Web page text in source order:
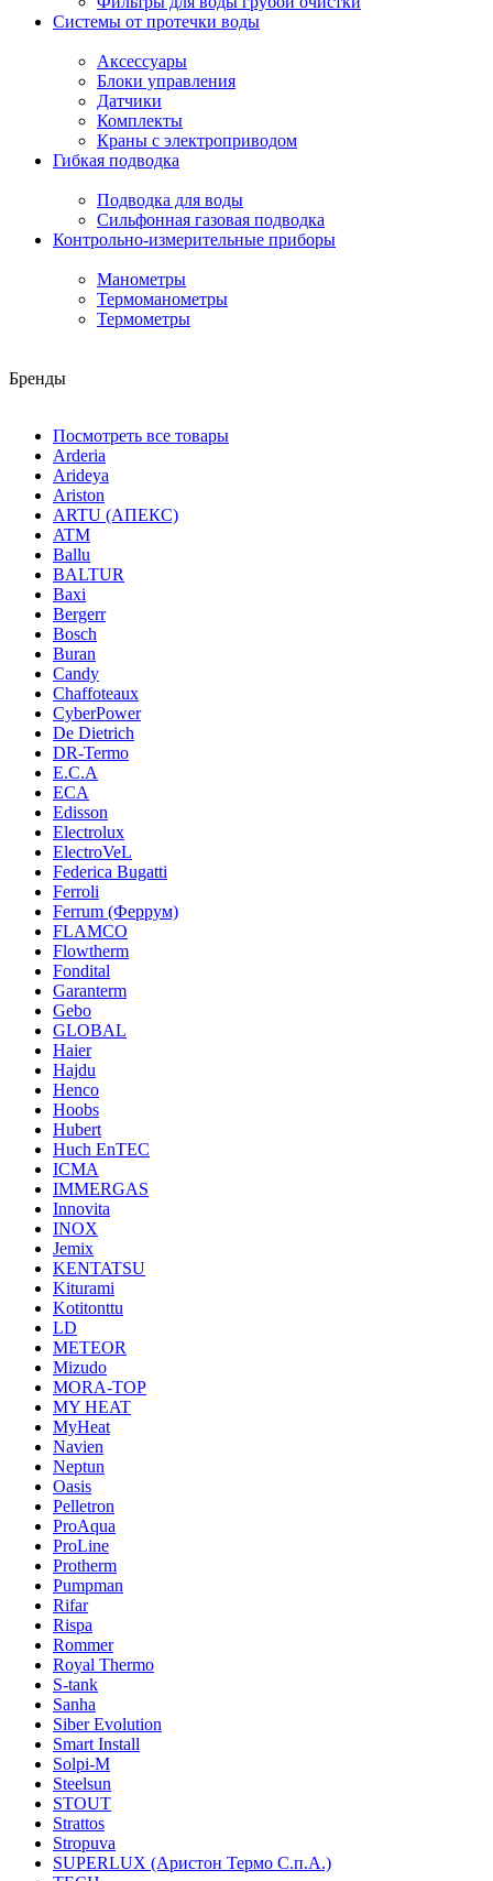
Системы от протечки воды
Аксессуары
Блоки управления
Датчики
Комплекты
Краны с электроприводом
Гибкая подводка
Подводка для воды
Сильфонная газовая подводка
Контрольно-измерительные приборы
Манометры
Термоманометры
Термометры
Бренды
Посмотреть все товары
Arderia
Arideya
Ariston
ARTU (АПЕКС)
ATM
Ballu
BALTUR
Baxi
Bergerr
Bosch
Buran
Candy
Chaffoteaux
CyberPower
De Dietrich
DR-Termo
E.C.A
ECA
Edisson
Electrolux
ElectroVeL
Federica Bugatti
Ferroli
Ferrum (Феррум)
FLAMCO
Flowtherm
Fondital
Garanterm
Gebo
GLOBAL
Haier
Hajdu
Henco
Hoobs
Hubert
Huch EnTEC
ICMA
IMMERGAS
Innovita
INOX
Jemix
KENTATSU
Kiturami
Kotitonttu
LD
METEOR
Mizudo
MORA-TOP
MY HEAT
MyHeat
Navien
Neptun
Oasis
Pelletron
ProAqua
ProLine
Protherm
Pumpman
Rifar
Rispa
Rommer
Royal Thermo
S-tank
Sanha
Siber Evolution
Smart Install
Solpi-M
Steelsun
STOUT
Strattos
Stropuva
SUPERLUX (Аристон Термо С.п.А.)